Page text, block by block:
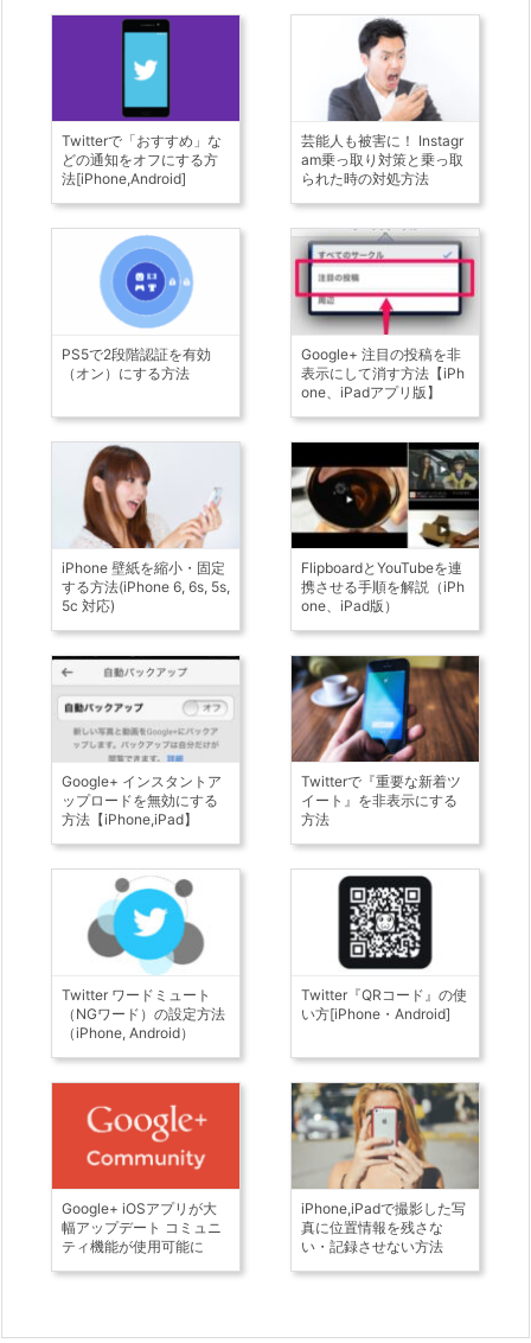
Twitterで「おすすめ」な
どの通知をオフにする方
法[iPhone,Android]
芸能人も被害に！ Instagr
am乗っ取り対策と乗っ取
られた時の対処方法
PS5で2段階認証を有効
（オン）にする方法
Google+ 注目の投稿を非
表示にして消す方法【iPh
one、iPadアプリ版】
iPhone 壁紙を縮小・固定
する方法(iPhone 6, 6s, 5s,
5c 対応)
FlipboardとYouTubeを連
携させる手順を解説（iPh
one、iPad版）
Google+ インスタントア
ップロードを無効にする
方法【iPhone,iPad】
Twitterで『重要な新着ツ
イート』を非表示にする
方法
Twitter ワードミュート
（NGワード）の設定方法
（iPhone, Android）
Twitter『QRコード』の使
い方[iPhone・Android]
Google+ iOSアプリが大
幅アップデート コミュニ
ティ機能が使用可能に
iPhone,iPadで撮影した写
真に位置情報を残さな
い・記録させない方法